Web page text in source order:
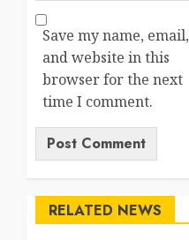
Save my name, email,
and website in this
browser for the next
time I comment.
RELATED NEWS